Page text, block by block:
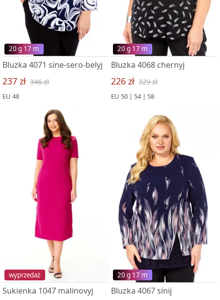
20 g 17 m
Bluzka 4071 sine-sero-belyj
237 zł 346 zł
EU 48
20 g 17 m
Bluzka 4068 chernyj
226 zł 329 zł
EU 50 | 54 | 58
wyprzedaż
Sukienka 1047 malinovyj
20 g 17 m
Bluzka 4067 sinij